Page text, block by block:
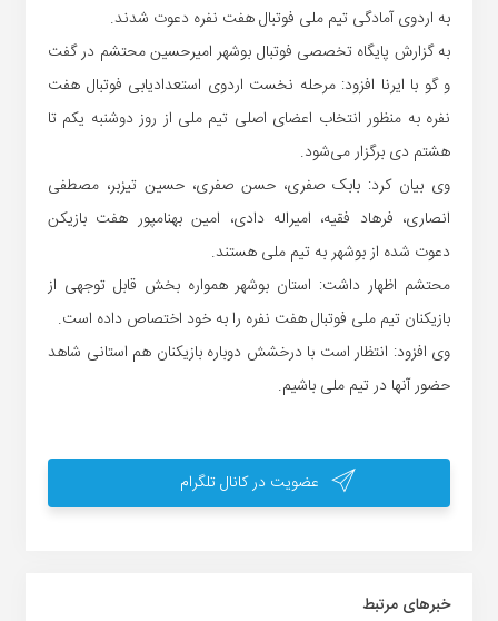
به اردوی آمادگی تیم ملی فوتبال هفت نفره دعوت شدند.
به گزارش پایگاه تخصصی فوتبال بوشهر امیرحسین محتشم در گفت
و گو با ایرنا افزود: مرحله نخست اردوی استعدادیابی فوتبال هفت
نفره به منظور انتخاب اعضای اصلی تیم ملی از روز دوشنبه یکم تا
هشتم دی برگزار می‌شود.
وی بیان کرد: بابک صفری، حسن صفری، حسین تیزبر، مصطفی
انصاری، فرهاد فقیه، امیراله دادی، امین بهنامپور هفت بازیکن
دعوت شده از بوشهر به تیم ملی هستند.
محتشم اظهار داشت: استان بوشهر همواره بخش قابل توجهی از
بازیکنان تیم ملی فوتبال هفت نفره را به خود اختصاص داده است.
وی افزود: انتظار است با درخشش دوباره بازیکنان هم استانی شاهد
حضور آنها در تیم ملی باشیم.
عضویت در کانال تلگرام
خبر‌های مرتبط